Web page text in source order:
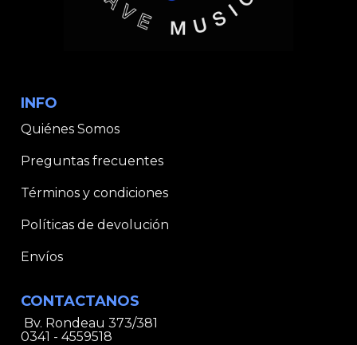
INFO
Quiénes Somos
Preguntas frecuentes
Términos y condiciones
Políticas de devolución
Envíos
CONTACTANOS
Bv. Rondeau 373/381
0341 - 4559518